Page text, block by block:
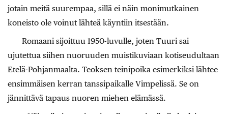
jotain meitä suurempaa, sillä ei näin monimutkainen
koneisto ole voinut lähteä käyntiin itsestään.
Romaani sijoittuu 1950-luvulle, joten Tuuri sai
ujutettua siihen nuoruuden muistikuviaan kotiseudultaan
Etelä-Pohjanmaalta. Teoksen teinipoika esimerkiksi lähtee
ensimmäisen kerran tanssipaikalle Vimpelissä. Se on
jännittävä tapaus nuoren miehen elämässä.